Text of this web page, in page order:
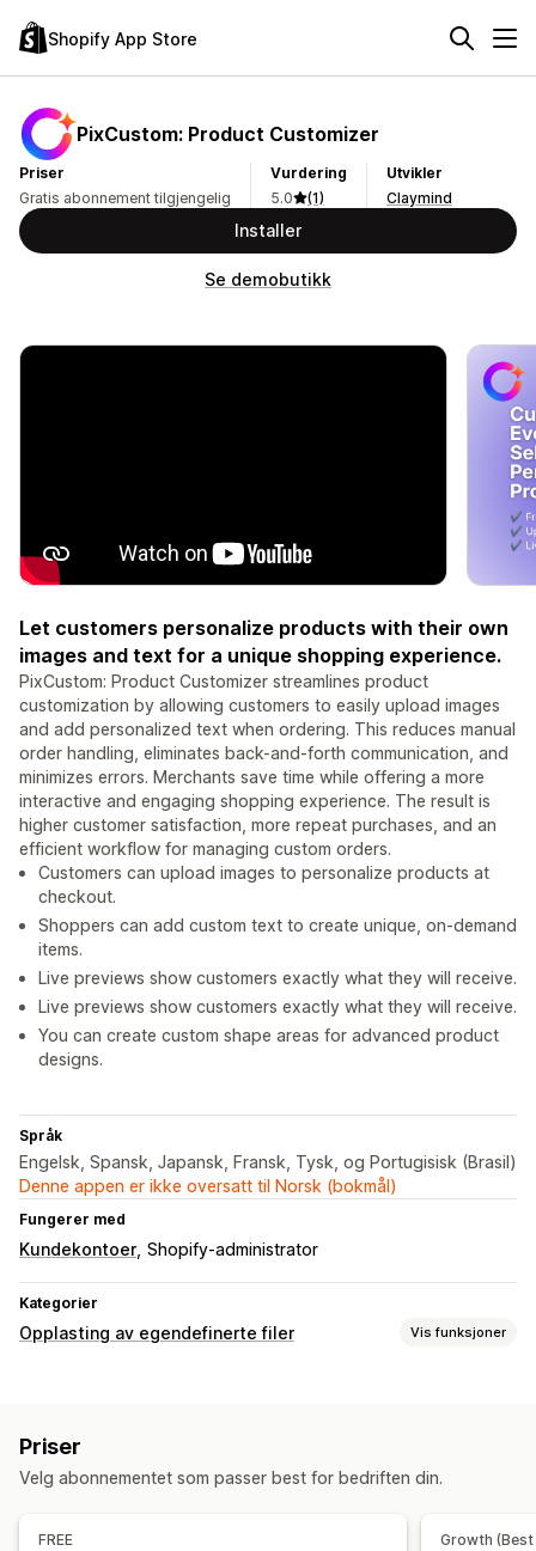
Shopify App Store
PixCustom: Product Customizer
Priser
Gratis abonnement tilgjengelig
Vurdering
5.0
(1)
Utvikler
Claymind
Installer
Se demobutikk
Let customers personalize products with their own
images and text for a unique shopping experience.
PixCustom: Product Customizer streamlines product
customization by allowing customers to easily upload images
and add personalized text when ordering. This reduces manual
order handling, eliminates back-and-forth communication, and
minimizes errors. Merchants save time while offering a more
interactive and engaging shopping experience. The result is
higher customer satisfaction, more repeat purchases, and an
efficient workflow for managing custom orders.
Customers can upload images to personalize products at
checkout.
Shoppers can add custom text to create unique, on-demand
items.
Live previews show customers exactly what they will receive.
Live previews show customers exactly what they will receive.
You can create custom shape areas for advanced product
designs.
Språk
Engelsk, Spansk, Japansk, Fransk, Tysk, og Portugisisk (Brasil)
Denne appen er ikke oversatt til Norsk (bokmål)
Fungerer med
Kundekontoer Shopify-administrator
Kategorier
Opplasting av egendefinerte filer Vis funksjoner
Priser
Velg abonnementet som passer best for bedriften din.
FREE Growth (Best